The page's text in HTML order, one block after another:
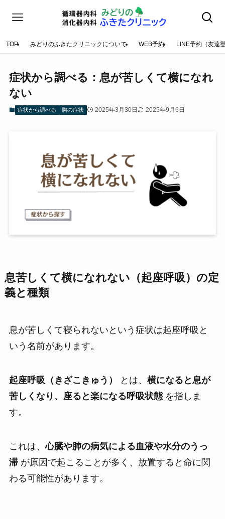
TOP みどりのふきたクリニックについて WEB予約 LINE予約（友達
症状から調べる：息が苦しくて横になれ
ない
症状から調べる 胸の症状 2025年3月30日 2025年9月6日
息苦しくて横になれない（起座呼吸）の定
義と種類
息が苦しくて寝られないという症状は起座呼吸と
いう名前があります。
起座呼吸（きざこきゅう） とは、 横になると息が
苦しくなり、座ると楽になる呼吸状態を指しま
す。
これは、心臓や肺の病気による血液や水分のうっ
滞が原因で起こることが多く、放置すると命に関
わる可能性があります。